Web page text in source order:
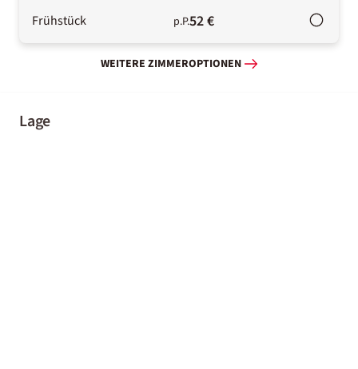
Frühstück p.P.52 €
WEITERE ZIMMEROPTIONEN
Lage